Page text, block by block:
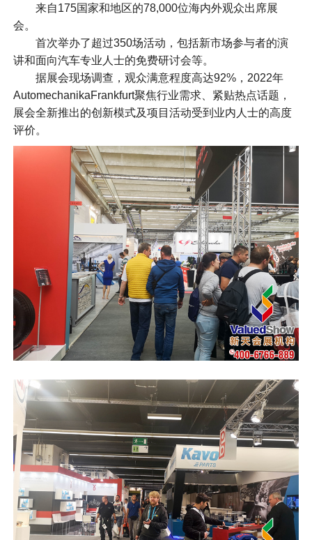
来自175国家和地区的78,000位海内外观众出席展
会。
首次举办了超过350场活动，包括新市场参与者的演
讲和面向汽车专业人士的免费研讨会等。
据展会现场调查，观众满意程度高达92%，2022年
AutomechanikaFrankfurt聚焦行业需求、紧贴热点话题，
展会全新推出的创新模式及项目活动受到业内人士的高度
评价。